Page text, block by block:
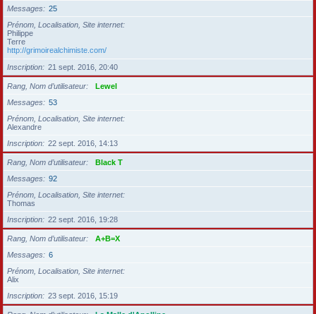
Messages
25
Prénom, Localisation, Site internet
Philippe
Terre
http://grimoirealchimiste.com/
Inscription
21 sept. 2016, 20:40
Rang, Nom d’utilisateur
Lewel
Messages
53
Prénom, Localisation, Site internet
Alexandre
Inscription
22 sept. 2016, 14:13
Rang, Nom d’utilisateur
Black T
Messages
92
Prénom, Localisation, Site internet
Thomas
Inscription
22 sept. 2016, 19:28
Rang, Nom d’utilisateur
A+B=X
Messages
6
Prénom, Localisation, Site internet
Alix
Inscription
23 sept. 2016, 15:19